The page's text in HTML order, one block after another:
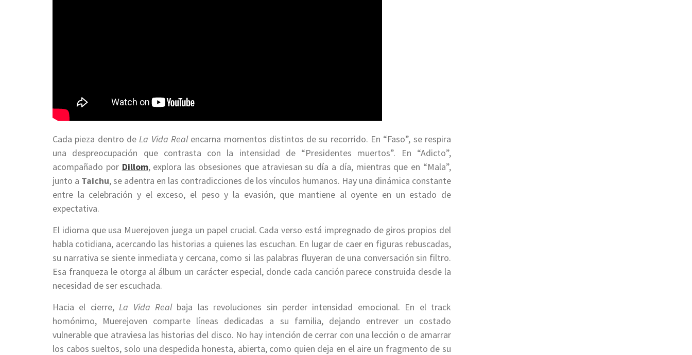
Cada pieza dentro deLa Vida Realencarna momentos distintos de su recorrido. En “Faso”, se respira
una despreocupación que contrasta con la intensidad de “Presidentes muertos”. En “Adicto”,
acompañado por Dillom, explora las obsesiones que atraviesan su día a día, mientras que en “Mala”,
junto a Taichu, se adentra en las contradicciones de los vínculos humanos. Hay una dinámica constante
entre la celebración y el exceso, el peso y la evasión, que mantiene al oyente en un estado de
expectativa.
El idioma que usa Muerejoven juega un papel crucial. Cada verso está impregnado de giros propios del
habla cotidiana, acercando las historias a quienes las escuchan. En lugar de caer en figuras rebuscadas,
su narrativa se siente inmediata y cercana, como si las palabras fluyeran de una conversación sin filtro.
Esa franqueza le otorga al álbum un carácter especial, donde cada canción parece construida desde la
necesidad de ser escuchada.
Hacia el cierre,La Vida Realbaja las revoluciones sin perder intensidad emocional. En el track
homónimo, Muerejoven comparte líneas dedicadas a su familia, dejando entrever un costado
vulnerable que atraviesa las historias del disco. No hay intención de cerrar con una lección o de amarrar
los cabos sueltos, solo una despedida honesta, abierta, como quien deja en el aire un fragmento de su